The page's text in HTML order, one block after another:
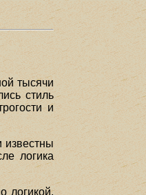
тысячи
стиль
и
известны
логика
логикой.